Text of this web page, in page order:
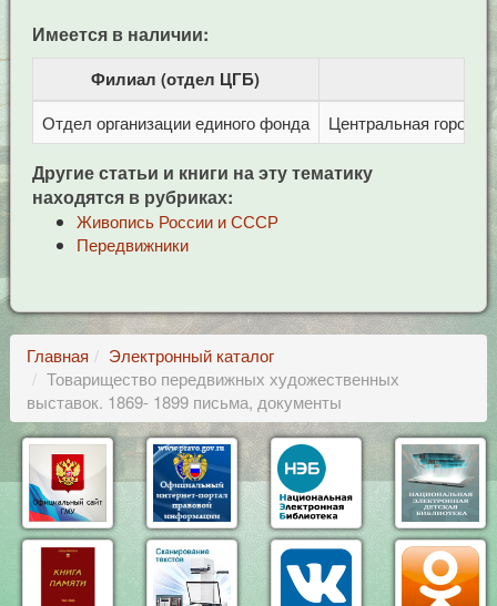
Имеется в наличии:
Филиал (отдел ЦГБ)
Отдел организации единого фонда Центральная
Другие статьи и книги на эту тематику
находятся в рубриках:
Живопись России и СССР
Передвижники
Главная
Электронный каталог
Товарищество передвижных художественных
выставок. 1869- 1899 письма, документы